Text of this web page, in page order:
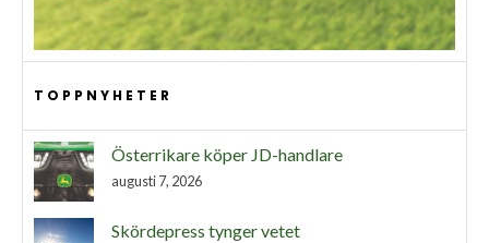
TOPPNYHETER
Österrikare köper JD-handlare
augusti 7, 2026
Skördepress tynger vetet